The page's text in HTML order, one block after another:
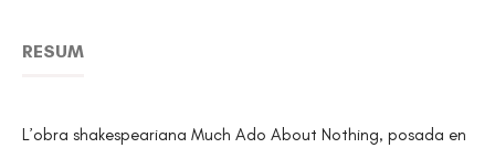
RESUM
L’obra shakespeariana Much Ado About Nothing, posada en